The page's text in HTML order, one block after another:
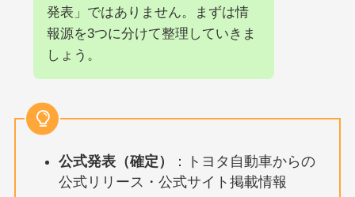
発表」ではありません。まずは情
報源を3つに分けて整理していきま
しょう。
公式発表（確定）
：トヨタ自動車からの
公式リリース・公式サイト掲載情報